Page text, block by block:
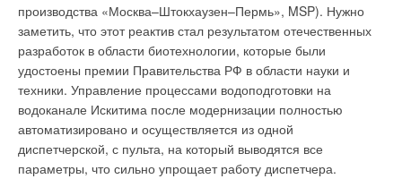
производства «Москва–Штокхаузен–Пермь», MSP). Нужно
заметить, что этот реактив стал результатом отечественных
разработок в области биотехнологии, которые были
удостоены премии Правительства РФ в области науки и
техники. Управление процессами водоподготовки на
водоканале Искитима после модернизации полностью
автоматизировано и осуществляется из одной
диспетчерской, с пульта, на который выводятся все
параметры, что сильно упрощает работу диспетчера.
→
Водонагреватель Royal Thermo Smalto Inverter:
интеллект, стиль и энергоэффективность
ЖУРНАЛ СОК ИЮНЬ 2026
→
RIFAR SUPReMO: высочайший стандарт надёжности в
мире приборов отопления
ЖУРНАЛ СОК МАЙ 2026
четыре вида
энергоресурсов
(электроэнергия, газ, вода и
тепло). Учет каждого из них
имеет принципиальные
отличия. В этой статье
будет рассмотрена
проблема учета
коэффициента
пропорциональности между
температурой
отопительного прибора и
количеством отданной им
теплоты.